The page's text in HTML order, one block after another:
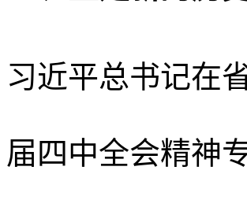
习近平总书记在
届四中全会精神